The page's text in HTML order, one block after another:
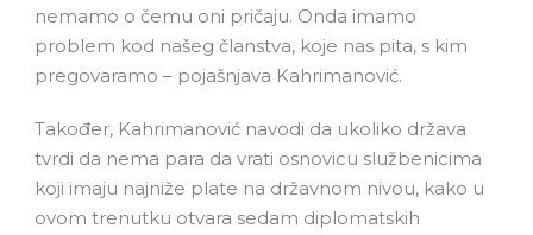
nemamo o čemu oni pričaju. Onda imamo
problem kod našeg članstva, koje nas pita, s kim
pregovaramo – pojašnjava Kahrimanović.
Također, Kahrimanović navodi da ukoliko država
tvrdi da nema para da vrati osnovicu službenicima
koji imaju najniže plate na državnom nivou, kako u
ovom trenutku otvara sedam diplomatskih